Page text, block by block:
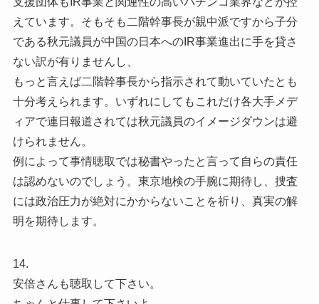
えています。そもそも二階幹事長が親中派ですから子分
である秋元議員が中国の日本へのIR事業進出に手を貸さ
ない訳が有りませんし、
もっと言えば二階幹事長から指示されて動いていたとも
十分考えられます。いずれにしてもこれだけ各大手メデ
ィアで連日報道されては秋元議員のイメージダウンは避
けられません。
例によって事情聴取では秘書やったと言って自らの責任
は認めないのでしょう。東京地検の手腕に期待し、捜査
には政治圧力が絶対にかからないことを祈り、真実の解
明を期待します。
14.
安倍さんも聴取して下さい。